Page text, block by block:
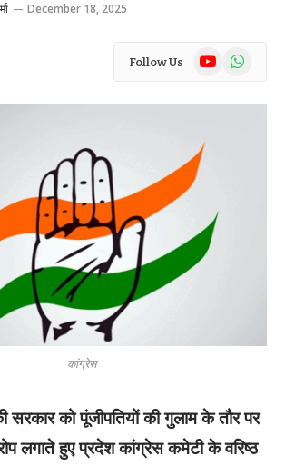
December 18, 2025
Follow Us YouTubeWhatsApp
कांग्रेस
सरकार को पूंजीपतियों की गुलाम के तौर पर
लगाते हुए प्रदेश कांग्रेस कमेटी के वरिष्ठ